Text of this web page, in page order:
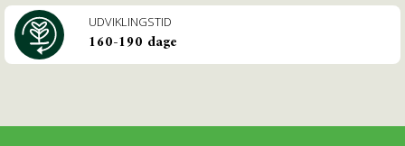
UDVIKLINGSTID
160-190 dage